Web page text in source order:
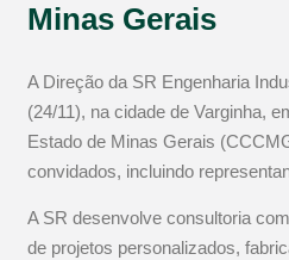
Minas Gerais
A Direção da SR Engenharia
(24/11), na cidade de Varginha,
Estado de Minas Gerais
convidados, incluindo
A SR desenvolve consultoria
de projetos personalizados,